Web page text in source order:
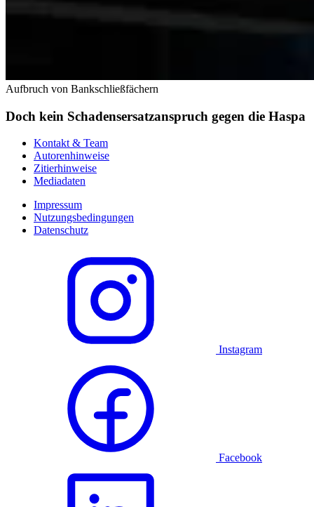
Aufbruch von Bankschließfächern
Doch kein Schadensersatzanspruch gegen die Haspa
Kontakt & Team
Autorenhinweise
Zitierhinweise
Mediadaten
Impressum
Nutzungsbedingungen
Datenschutz
Instagram
Facebook